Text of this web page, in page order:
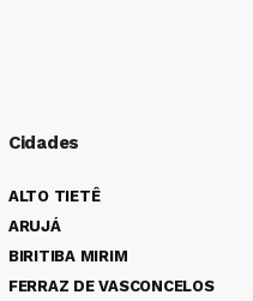
Cidades
ALTO TIETÊ
ARUJÁ
BIRITIBA MIRIM
FERRAZ DE VASCONCELOS